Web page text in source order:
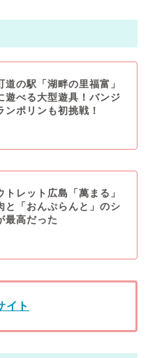
道の駅「湖畔の里福富」
遊べる大型遊具！バンジ
ンポリンも初挑戦！
トレット広島「萬まる」
と「おんぷらんと」のシ
最高だった
イト